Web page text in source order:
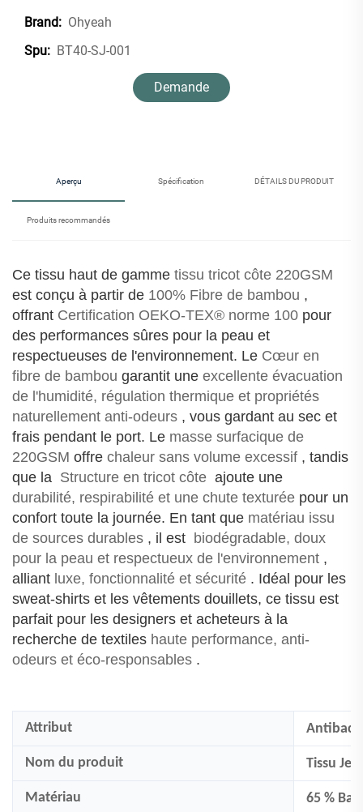
Brand: Ohyeah
Spu: BT40-SJ-001
Demande
Aperçu Spécification DÉTAILS DU PRODUIT
Produits recommandés
Ce tissu haut de gamme tissu tricot côte 220GSM
est conçu à partir de 100% Fibre de bambou ,
offrant Certification OEKO-TEX® norme 100 pour
des performances sûres pour la peau et
respectueuses de l'environnement. Le Cœur en
fibre de bambou garantit une excellente évacuation
de l'humidité, régulation thermique et propriétés
naturellement anti-odeurs , vous gardant au sec et
frais pendant le port. Le masse surfacique de
220GSM offre chaleur sans volume excessif ‌, tandis
que la ‌ Structure en tricot côte ‌ ajoute une ‌
durabilité, respirabilité et une chute texturée pour un
confort toute la journée. En tant que matériau issu
de sources durables ‌, il est ‌ biodégradable, doux
pour la peau et respectueux de l'environnement ,
alliant luxe, fonctionnalité et sécurité . Idéal pour les
sweat-shirts et les vêtements douillets, ce tissu est
parfait pour les designers et acheteurs à la
recherche de textiles haute performance, anti-
odeurs et éco-responsables ‌.
Attribut
Nom du produit Tissu
Matériau 65 %